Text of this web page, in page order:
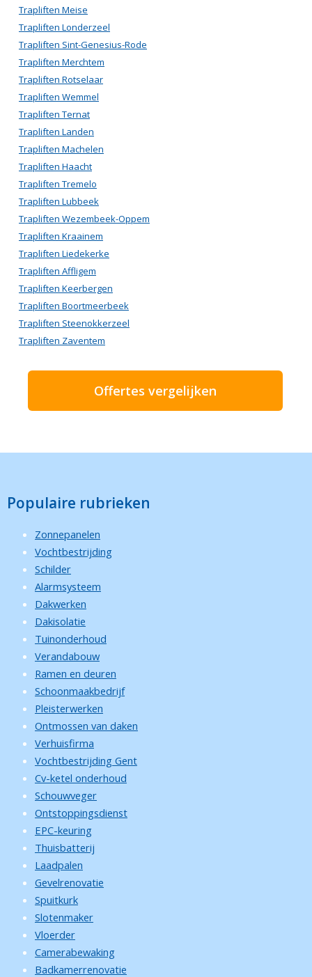
Trapliften Meise
Trapliften Londerzeel
Trapliften Sint-Genesius-Rode
Trapliften Merchtem
Trapliften Rotselaar
Trapliften Wemmel
Trapliften Ternat
Trapliften Landen
Trapliften Machelen
Trapliften Haacht
Trapliften Tremelo
Trapliften Lubbeek
Trapliften Wezembeek-Oppem
Trapliften Kraainem
Trapliften Liedekerke
Trapliften Affligem
Trapliften Keerbergen
Trapliften Boortmeerbeek
Trapliften Steenokkerzeel
Trapliften Zaventem
Offertes vergelijken
Populaire rubrieken
Zonnepanelen
Vochtbestrijding
Schilder
Alarmsysteem
Dakwerken
Dakisolatie
Tuinonderhoud
Verandabouw
Ramen en deuren
Schoonmaakbedrijf
Pleisterwerken
Ontmossen van daken
Verhuisfirma
Vochtbestrijding Gent
Cv-ketel onderhoud
Schouwveger
Ontstoppingsdienst
EPC-keuring
Thuisbatterij
Laadpalen
Gevelrenovatie
Spuitkurk
Slotenmaker
Vloerder
Camerabewaking
Badkamerrenovatie